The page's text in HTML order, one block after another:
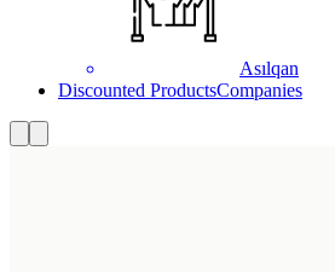
Asılqan
Discounted ProductsCompanies